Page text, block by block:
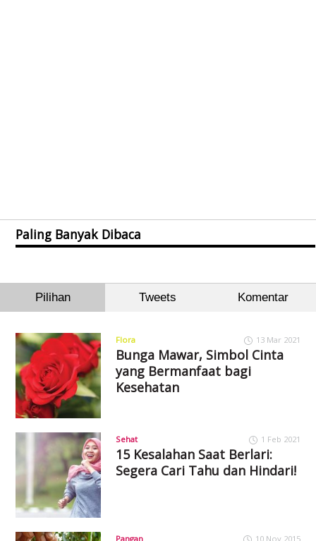
Paling Banyak Dibaca
Pilihan Tweets Komentar
Flora 13 Mar 2021
Bunga Mawar, Simbol Cinta
yang Bermanfaat bagi
Kesehatan
Sehat 1 Feb 2021
15 Kesalahan Saat Berlari:
Segera Cari Tahu dan Hindari!
Pangan 10 Nov 2015